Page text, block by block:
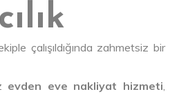
çalışıldığında zahmetsiz bir
evden eve nakliyat hizmeti,